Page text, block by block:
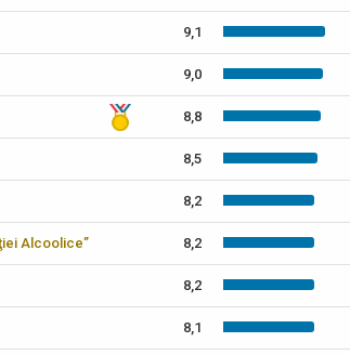
9,1
9,0
8,8
8,5
8,2
Alcoolice” 8,2
8,2
8,1